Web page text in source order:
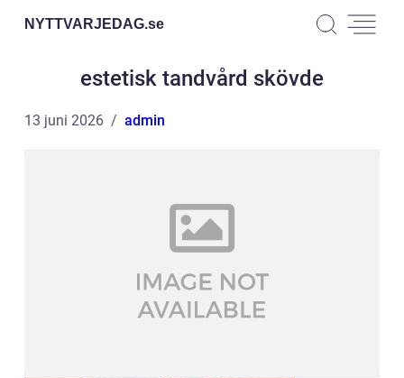
NYTTVARJEDAG.se
estetisk tandvård skövde
13 juni 2026 admin